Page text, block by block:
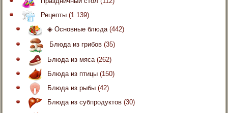
Рецепты (1 139)
◈ Основные блюда(442)
Блюда из грибов (35)
Блюда из мяса(262)
Блюда из птицы (150)
Блюда из рыбы (42)
Блюда из субпродуктов (30)